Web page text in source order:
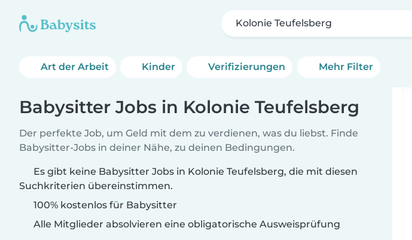
Kolonie Teufelsberg
Art der Arbeit Kinder Verifizierungen Mehr Filter
Babysitter Jobs in Kolonie Teufelsberg
Der perfekte Job, um Geld mit dem zu verdienen, was du liebst. Finde
Babysitter-Jobs in deiner Nähe, zu deinen Bedingungen.
Es gibt keine Babysitter Jobs in Kolonie Teufelsberg, die mit diesen
Suchkriterien übereinstimmen.
100% kostenlos für Babysitter
Alle Mitglieder absolvieren eine obligatorische Ausweisprüfung